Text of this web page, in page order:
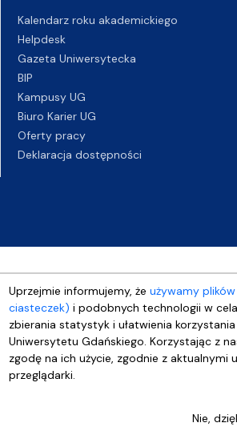
Uprzejmie informujemy, żeużywamy
ciasteczek) i podobnych technologii w
zbierania statystyk i ułatwienia
Uniwersytetu Gdańskiego. Korzystając z
zgodę na ich użycie, zgodnie z aktualnymi
przeglądarki.
Nie,
Kalendarz roku akademickiego
Helpdesk
Gazeta Uniwersytecka
BIP
Kampusy UG
Biuro Karier UG
Oferty pracy
Deklaracja dostępności